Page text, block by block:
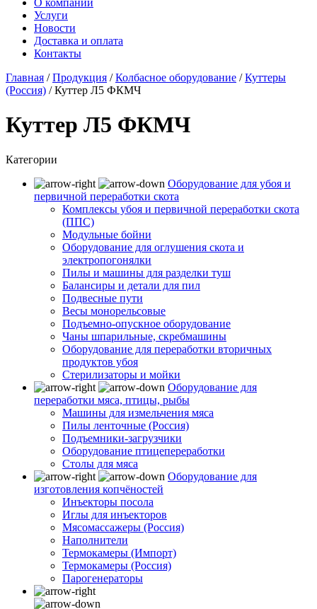
О компании
Услуги
Новости
Доставка и оплата
Контакты
Главная /Продукция /Колбасное оборудование /Куттеры
(Россия) /Куттер Л5 ФКМЧ
Куттер Л5 ФКМЧ
Категории
Оборудование для убоя и
первичной переработки скота
Комплексы убоя и первичной переработки скота
(ППС)
Модульные бойни
Оборудование для оглушения скота и
электропогонялки
Пилы и машины для разделки туш
Балансиры и детали для пил
Подвесные пути
Весы монорельсовые
Подъемно-опускное оборудование
Чаны шпарильные, скребмашины
Оборудование для переработки вторичных
продуктов убоя
Стерилизаторы и мойки
Оборудование для
переработки мяса, птицы, рыбы
Машины для измельчения мяса
Пилы ленточные (Россия)
Подъемники-загрузчики
Оборудование птицепереработки
Столы для мяса
Оборудование для
изготовления копчёностей
Инъекторы посола
Иглы для инъекторов
Мясомассажеры (Россия)
Наполнители
Термокамеры (Импорт)
Термокамеры (Россия)
Парогенераторы